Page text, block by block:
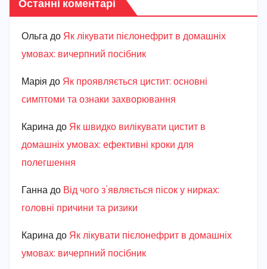
Останні коментарі
Ольга до Як лікувати пієлонефрит в домашніх
умовах: вичерпний посібник
Марiя до Як проявляється цистит: основні
симптоми та ознаки захворювання
Карина до Як швидко вилікувати цистит в
домашніх умовах: ефективні кроки для
полегшення
Ганна до Від чого з’являється пісок у нирках:
головні причини та ризики
Карина до Як лікувати пієлонефрит в домашніх
умовах: вичерпний посібник